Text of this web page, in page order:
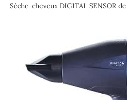
Sèche-cheveux DIGITAL SENSOR